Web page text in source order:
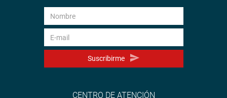
Suscribirme
CENTRO DE ATENCIÓN